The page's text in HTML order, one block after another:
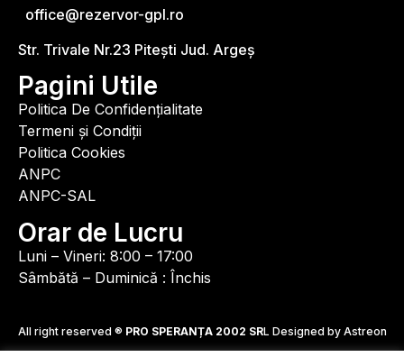
office@rezervor-gpl.ro
Str. Trivale Nr.23 Pitești Jud. Argeș
Pagini Utile
Politica De Confidențialitate
Termeni și Condiții
Politica Cookies
ANPC
ANPC-SAL
Orar de Lucru
Luni – Vineri: 8:00 – 17:00
Sâmbătă – Duminică : Închis
All right reserved ® PRO SPERANȚA 2002 SRL Designed by Astreon